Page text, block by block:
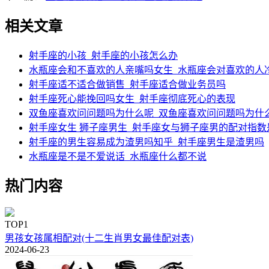
相关文章
射手座的小孩_射手座的小孩怎么办
水瓶座会和不喜欢的人亲嘴吗女生_水瓶座会对喜欢的人
射手座适不适合做销售_射手座适合做业务员吗
射手座死心能挽回吗女生_射手座彻底死心的表现
双鱼座喜欢问问题吗为什么呢_双鱼座喜欢问问题吗为什
射手座女生 狮子座男生_射手座女与狮子座男的配对指数
射手座的男生容易成为渣男吗知乎_射手座男生是渣男吗
水瓶座是不是不爱说话_水瓶座什么都不说
热门内容
TOP1
男孩女孩属相配对(十二生肖男女最佳配对表)
2024-06-23